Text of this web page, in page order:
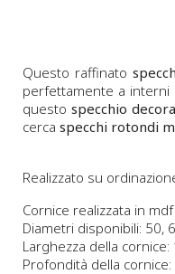
Questo raffinato
perfettamente a interni
questo specchio
cerca specchi rotondi
Realizzato su
Cornice realizzata in
Diametri disponibili: 50,
Larghezza della cornice:
Profondità della cornice: